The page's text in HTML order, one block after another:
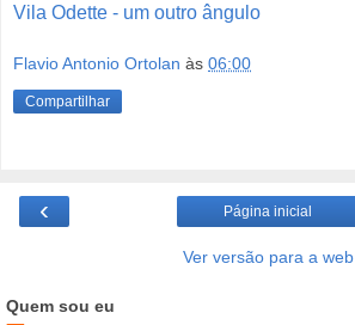
Vila Odette - um outro ângulo
Flavio Antonio Ortolan às 06:00
Compartilhar
‹ Página inicial
Ver versão para a web
Quem sou eu